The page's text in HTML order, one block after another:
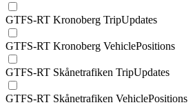
GTFS-RT Kronoberg TripUpdates
GTFS-RT Kronoberg VehiclePositions
GTFS-RT Skånetrafiken TripUpdates
GTFS-RT Skånetrafiken VehiclePositions